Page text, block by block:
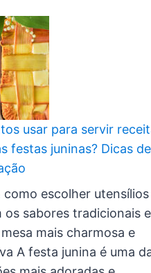
usar para servir
festas juninas? Dicas de
como escolher
os sabores tradicionais e
mais charmosa e
A festa junina é uma